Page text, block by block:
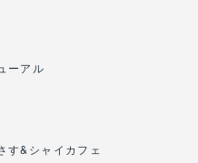
ーアル
す&シャイカフェ